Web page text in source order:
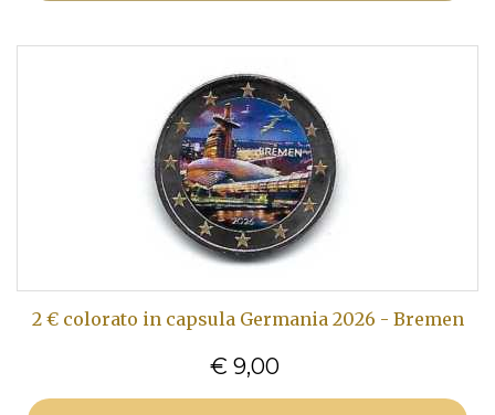
2 € colorato in capsula Germania 2026 - Bremen
€ 9,00